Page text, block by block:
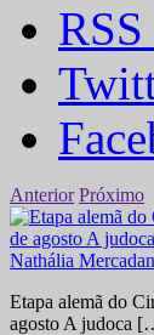
RSS
Anterior Próximo
Nathália
Etapa alemã do
agosto A judoca